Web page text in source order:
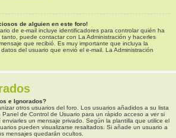
de alguien en este foro!
de e-mail incluye identificadores para controlar quién ha
puede contactar con La Administración y hacerles
que recibió. Es muy importante que incluya la
del usuario que envió el e-mail. La Administración
e Ignorados?
otros usuarios del foro. Los usuarios añadidos a su lista
de Control de Usuario para un rápido acceso a ver si
un mensaje privado. Según la plantilla que utilice el
pueden visualizarse resaltados. Si añade un usuario a
mensajes quedarán ocultos.